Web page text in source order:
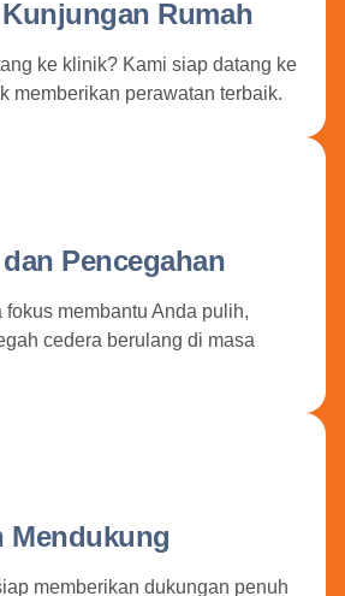
Rumah
ke klinik? Kami siap datang ke
memberikan perawatan terbaik.
Pencegahan
fokus membantu Anda pulih,
cedera berulang di masa
Mendukung
memberikan dukungan penuh